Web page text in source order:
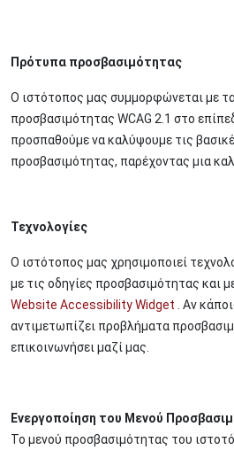
Πρότυπα προσβασιμότητας
Ο ιστότοπος μας συμμορφώνεται με
προσβασιμότητας WCAG 2.1 στο
προσπαθούμε να καλύψουμε τις
προσβασιμότητας, παρέχοντας μια
Τεχνολογίες
Ο ιστότοπος μας χρησιμοποιεί
με τις οδηγίες προσβασιμότητας και
Website Accessibility Widget . Αν
αντιμετωπίζει προβλήματα
επικοινωνήσει μαζί μας.
Ενεργοποίηση του Μενού
Το μενού προσβασιμότητας του